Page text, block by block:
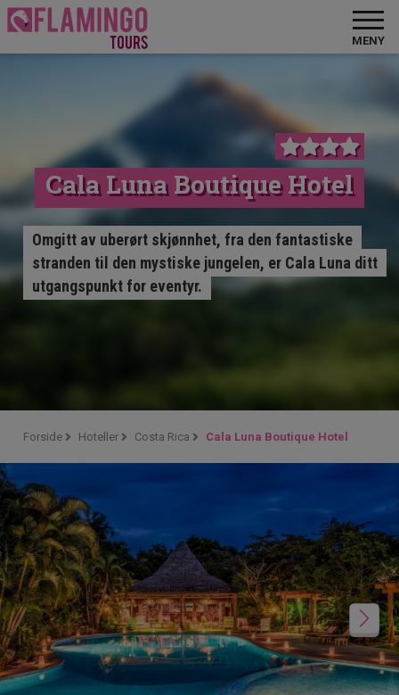
MENY
Cala Luna Boutique Hotel
Omgitt av uberørt skjønnhet, fra den fantastiske
stranden til den mystiske jungelen, er Cala Luna ditt
utgangspunkt for eventyr.
Forside Hoteller Costa Rica Cala Luna Boutique Hotel